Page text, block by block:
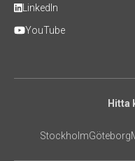
LinkedIn
YouTube
Hitta
StockholmGöteborg